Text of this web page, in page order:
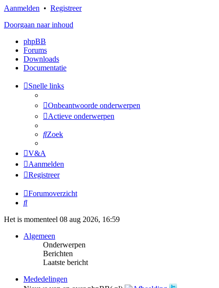
Aanmelden • Registreer
Doorgaan naar inhoud
phpBB
Forums
Downloads
Documentatie
Snelle links
Onbeantwoorde onderwerpen
Actieve onderwerpen
Zoek
V&A
Aanmelden
Registreer
Forumoverzicht
Zoek
Het is momenteel 08 aug 2026, 16:59
Algemeen
Onderwerpen
Berichten
Laatste bericht
Mededelingen